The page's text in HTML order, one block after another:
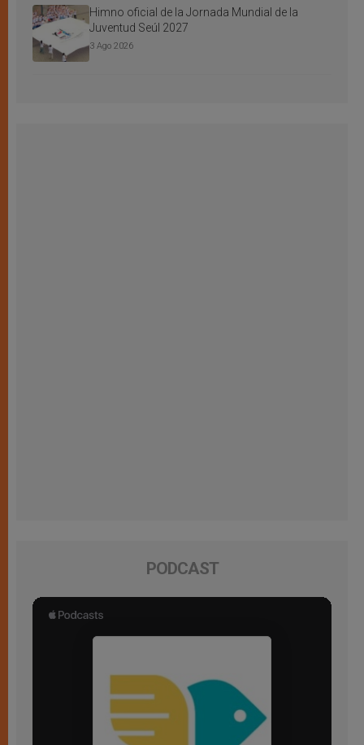
Himno oficial de la Jornada Mundial de la
Juventud Seúl 2027
3 Ago 2026
PODCAST